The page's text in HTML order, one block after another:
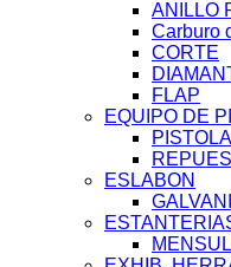
ANILLO
Carburo
CORTE
FLAP
EQUIPO DE
PISTOLA
ESLABON